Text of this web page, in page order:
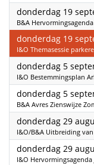
donderdag 19
B&A Hervormingsagenda
donderdag 19
I&O Themasessie
donderdag 5
I&O Bestemmingsplan
donderdag 5
B&A Avres Zienswijze
donderdag 29
I&O/B&A Uitbreiding
donderdag 29
I&O Hervormingsagenda